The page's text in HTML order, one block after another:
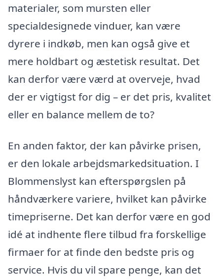
materialer, som mursten eller
specialdesignede vinduer, kan være
dyrere i indkøb, men kan også give et
mere holdbart og æstetisk resultat. Det
kan derfor være værd at overveje, hvad
der er vigtigst for dig – er det pris, kvalitet
eller en balance mellem de to?
En anden faktor, der kan påvirke prisen,
er den lokale arbejdsmarkedsituation. I
Blommenslyst kan efterspørgslen på
håndværkere variere, hvilket kan påvirke
timepriserne. Det kan derfor være en god
idé at indhente flere tilbud fra forskellige
firmaer for at finde den bedste pris og
service. Hvis du vil spare penge, kan det